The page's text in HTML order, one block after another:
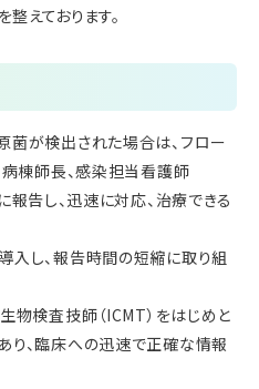
えております。
が検出された場合は、フロー
病棟師長、感染担当看護師
報告し、迅速に対応、治療できる
入し、報告時間の短縮に取り組
物検査技師（ICMT）をはじめと
、臨床への迅速で正確な情報